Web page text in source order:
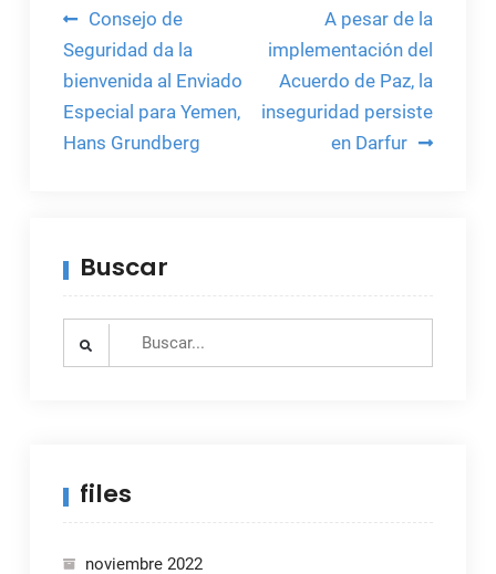
Navegación
de
entradas
Consejo de
Seguridad da la
bienvenida al Enviado
Especial para Yemen,
Hans Grundberg
A pesar de la
implementación del
Acuerdo de Paz, la
inseguridad persiste
en Darfur
Buscar
Search
files
noviembre 2022